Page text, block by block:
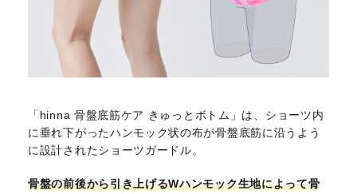
「hinna 骨盤底筋ケア きゅっとボトム」は、ショーツ内
に垂れ下がったハンモック状の布が骨盤底筋に沿うよう
に設計されたショーツガードル。
骨盤の前後から引き上げるWハンモック生地によって骨